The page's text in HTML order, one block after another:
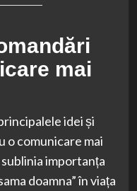
mai
idei și
o comunicare mai
importanța
doamna” în viața